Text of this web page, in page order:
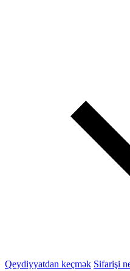
Qeydiyyatdan keçmək Sifarişi